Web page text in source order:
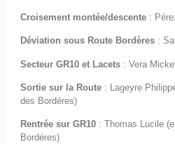
Croisement montée/descente:
Déviation sous Route Bordères:
Secteur GR10 et Lacets: Vera
Sortie sur la Route: Lageyre
des Bordéres)
Rentrée sur GR10: Thomas Lucile
Bordéres)